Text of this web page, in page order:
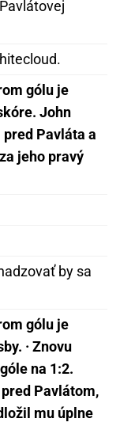
gólu je
John
Pavláta a
jeho pravý
by sa
gólu je
· Znovu
na 1:2.
Pavlátom,
mu úplne